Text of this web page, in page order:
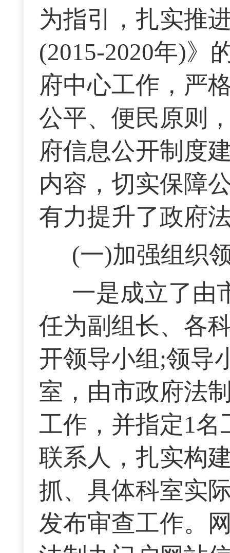
为指引，扎实推
(2015-2020年)》
府中心工作，严
公平、便民原则
府信息公开制度
内容，切实保障
有力提升了政府
(一)加强组织
一是成立了由
任为副组长、各
开领导小组;领导
室，由市政府法
工作，并指定1
联系人，扎实构
抓、具体科室实
发布审查工作。